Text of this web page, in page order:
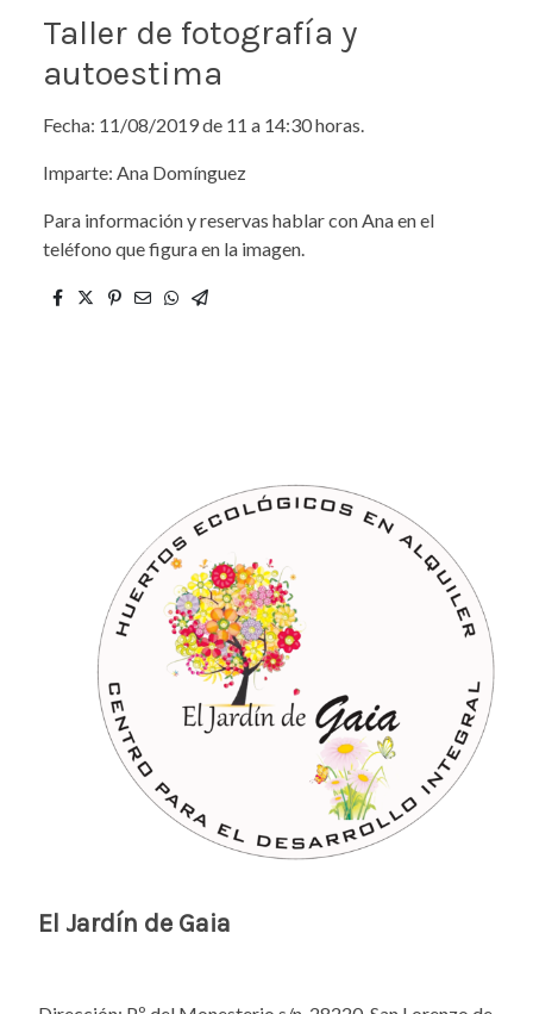
Taller de fotografía y
autoestima
Fecha: 11/08/2019 de 11 a 14:30 horas.
Imparte: Ana Domínguez
Para información y reservas hablar con Ana en el
teléfono que figura en la imagen.
El Jardín de Gaia